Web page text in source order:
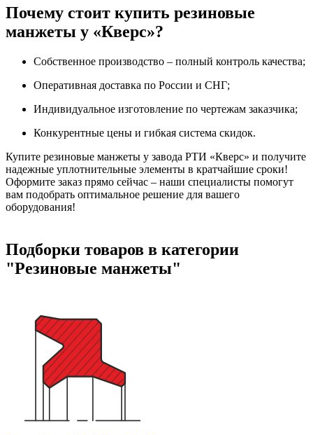
Почему стоит купить резиновые
манжеты у «Кверс»?
Собственное производство – полный контроль качества;
Оперативная доставка по России и СНГ;
Индивидуальное изготовление по чертежам заказчика;
Конкурентные цены и гибкая система скидок.
Купите резиновые манжеты у завода РТИ «Кверс» и получите
надежные уплотнительные элементы в кратчайшие сроки!
Оформите заказ прямо сейчас – наши специалисты помогут
вам подобрать оптимальное решение для вашего
оборудования!
Подборки товаров в категории
"Резиновые манжеты"